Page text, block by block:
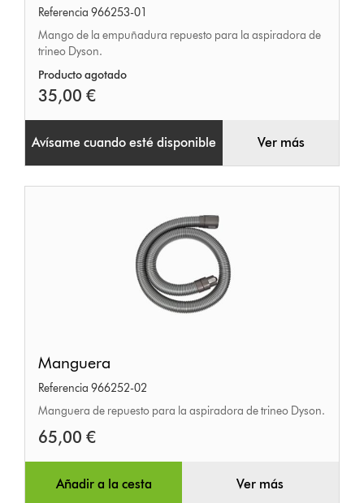
la
empuñadura
Referencia 966253-01
Mango de la empuñadura repuesto para la aspiradora de
trineo Dyson.
Producto agotado
35,00 €
Avísame cuando esté disponible Ver más
Manguera
Referencia 966252-02
Manguera de repuesto para la aspiradora de trineo Dyson.
65,00 €
Añadir a la cesta Ver más